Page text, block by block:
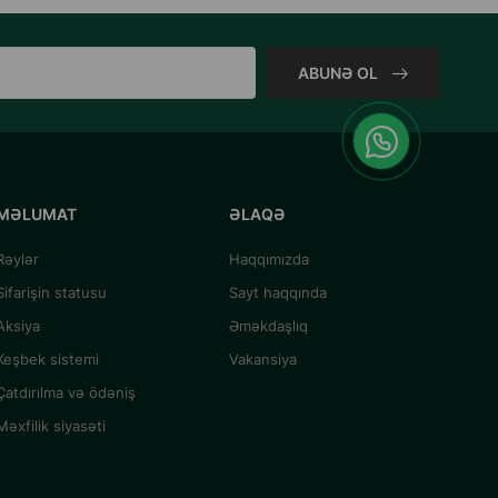
ABUNƏ OL
statusu
sistemi
və ödəniş
siyasəti
ƏLAQƏ
Haqqımızda
Sayt haqqında
Əməkdaşlıq
Vakansiya